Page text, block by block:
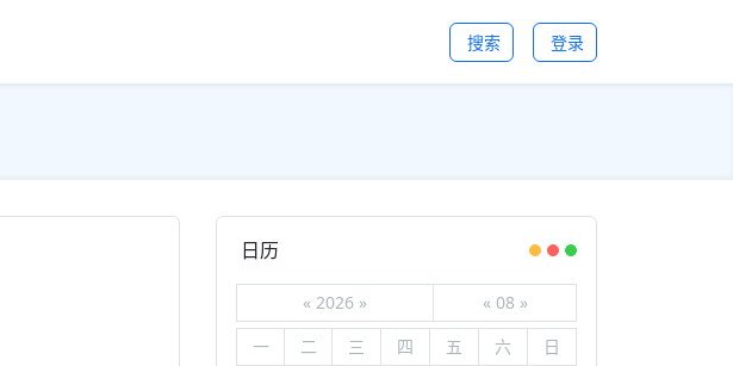
搜索 登录
日历
« 2026 » « 08 »
一
二 三 四 五 六
日